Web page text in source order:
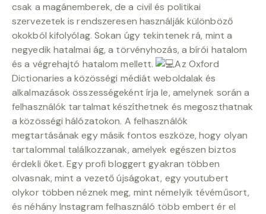
csak a magánemberek, de a civil és politikai
szervezetek is rendszeresen használják különböző
okokból kifolyólag. Sokan úgy tekintenek rá, mint a
negyedik hatalmai ág, a törvényhozás, a bírói hatalom
és a végrehajtó hatalom mellett.
Az Oxford
Dictionaries a közösségi médiát weboldalak és
alkalmazások összességeként írja le, amelynek során a
felhasználók tartalmat készíthetnek és megoszthatnak
a közösségi hálózatokon. A felhasználók
megtartásának egy másik fontos eszköze, hogy olyan
tartalommal találkozzanak, amelyek egészen biztos
érdekli őket. Egy profi bloggert gyakran többen
olvasnak, mint a vezető újságokat, egy youtubert
olykor többen néznek meg, mint némelyik tévéműsort,
és néhány Instagram felhasználó több embert ér el